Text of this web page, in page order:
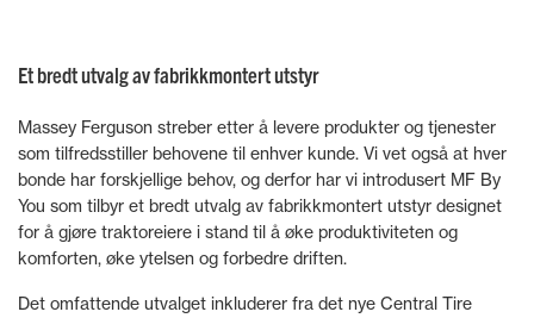
Et bredt utvalg av fabrikkmontert utstyr
Massey Ferguson streber etter å levere produkter og tjenester
som tilfredsstiller behovene til enhver kunde. Vi vet også at hver
bonde har forskjellige behov, og derfor har vi introdusert MF By
You som tilbyr et bredt utvalg av fabrikkmontert utstyr designet
for å gjøre traktoreiere i stand til å øke produktiviteten og
komforten, øke ytelsen og forbedre driften.
Det omfattende utvalget inkluderer fra det nye Central Tire